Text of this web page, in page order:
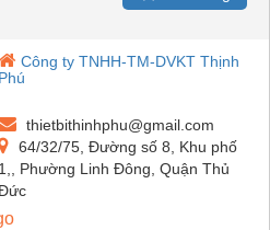
Công ty TNHH-TM-DVKT Thịnh
Phú
thietbithinhphu@gmail.com
64/32/75, Đường số 8, Khu phố
1,, Phường Linh Đông, Quận Thủ